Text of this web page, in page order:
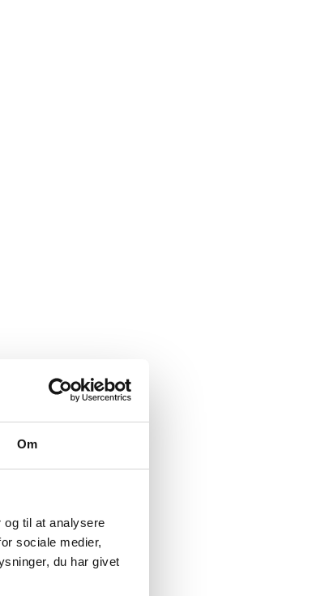
Om
til at analysere
sociale medier,
du har givet